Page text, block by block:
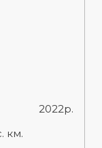
2022р.
км.